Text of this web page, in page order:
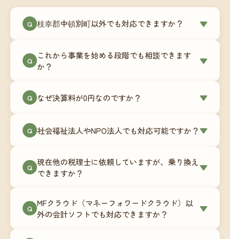
Q 枝幸郡中頓別町以外でも対応できますか？ ▼
す。Zoomやチャットツールを使ったオンラインで
のやり取りが中心ですので、地域を問わずサポー
地域の事業者さまにご利用いただいています。
Q
これから事業を始める段階でも相談できます
か？
▼
180,000円〜）をご用意しています。事業計画の段
談にも対応しています。
Q なぜ決算料が0円なのですか？ ▼
次で進めています。そのため、決算時に追加の作
リプション型の料金体系を実現しています。年間
コストが事前にわかるので、資金繰りの見通しも
Q 社会福祉法人やNPO法人でも対応可能ですか？▼
は営利法人とは会計基準や監査要件が異なるた
め、別途お見積りとなります。まずはお気軽にご
Q 現在他の税理士に依頼していますが、乗り換え
できますか？
▼
ます。前任の税理士事務所との連携や、過去の帳
簿データの移行もお手伝いします。決算期のタイ
Q MFクラウド（マネーフォワードクラウド）以
外の会計ソフトでも対応できますか？
▼